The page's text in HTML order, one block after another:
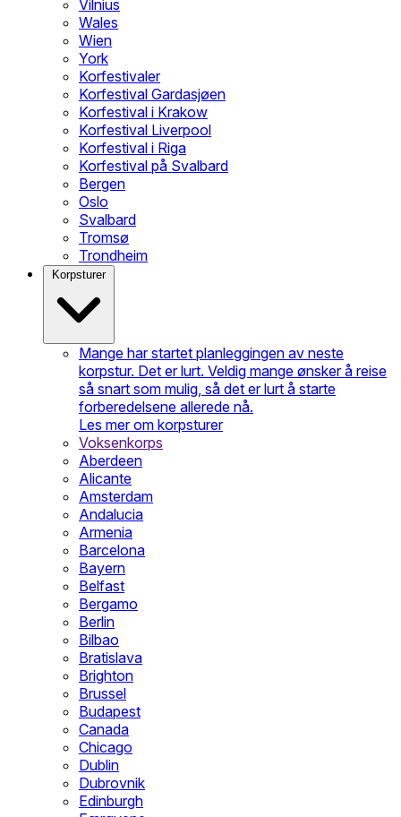
Vilnius
Wales
Wien
York
Korfestivaler
Korfestival Gardasjøen
Korfestival i Krakow
Korfestival Liverpool
Korfestival i Riga
Korfestival på Svalbard
Bergen
Oslo
Svalbard
Tromsø
Trondheim
Korpsturer
Mange har startet planleggingen av neste
korpstur. Det er lurt. Veldig mange ønsker å reise
så snart som mulig, så det er lurt å starte
forberedelsene allerede nå.
Les mer om korpsturer
Voksenkorps
Aberdeen
Alicante
Amsterdam
Andalucia
Armenia
Barcelona
Bayern
Belfast
Bergamo
Berlin
Bilbao
Bratislava
Brighton
Brussel
Budapest
Canada
Chicago
Dublin
Dubrovnik
Edinburgh